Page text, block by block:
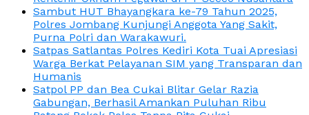
Sambut HUT Bhayangkara ke-79 Tahun 2025,
Polres Jombang Kunjungi Anggota Yang Sakit,
Purna Polri dan Warakawuri.
Satpas Satlantas Polres Kediri Kota Tuai Apresiasi
Warga Berkat Pelayanan SIM yang Transparan dan
Humanis
Satpol PP dan Bea Cukai Blitar Gelar Razia
Gabungan, Berhasil Amankan Puluhan Ribu